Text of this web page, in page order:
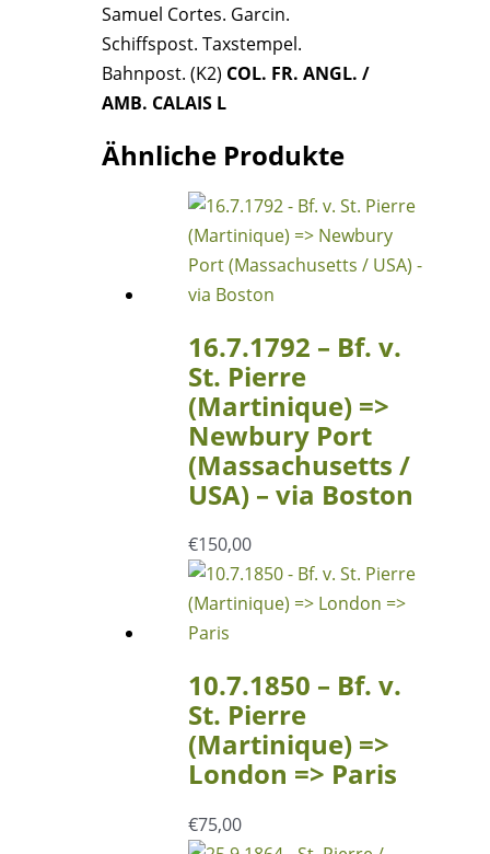
=>
Paris
=>
Bordeaux
(Frankreich)
Samuel Cortes. Garcin.
Schiffspost. Taxstempel.
Bahnpost. (K2) COL. FR. ANGL. /
AMB. CALAIS L
Ähnliche Produkte
16.7.1792 – Bf. v.
St. Pierre
(Martinique) =>
Newbury Port
(Massachusetts /
USA) – via Boston
€150,00
10.7.1850 – Bf. v.
St. Pierre
(Martinique) =>
London => Paris
€75,00